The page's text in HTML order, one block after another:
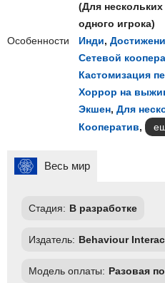
(Для нескольких
одного игрока)
Особенности
Инди,
Сетевой
Кастомизация
Хоррор на
Экшен, Для
Кооператив,
Весь мир
Стадия: В разработке
Издатель: Behaviour
Модель оплаты: Разовая